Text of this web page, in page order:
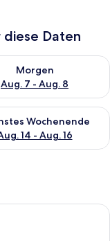
Daten
Aug. 6 - Aug. 7.
Morgen
Aug. 7 - Aug. 8
die Verfügbarkeit
Aug. 7
Wochenende
14 - Aug. 16
die Verfügbarkeit
mit Holzboden,